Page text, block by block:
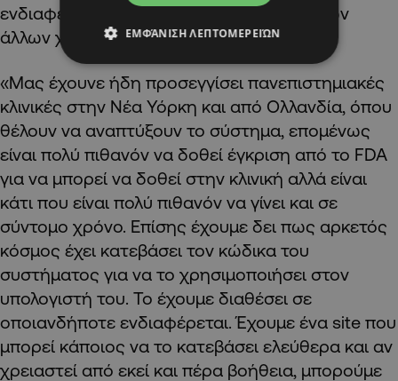
ενδιαφέρον κλινικών αλλά και επιστημόνων
άλλων χωρών.
«Μας έχουνε ήδη προσεγγίσει πανεπιστημιακές
κλινικές στην Νέα Υόρκη και από Ολλανδία, όπου
θέλουν να αναπτύξουν το σύστημα, επομένως
είναι πολύ πιθανόν να δοθεί έγκριση από το FDA
για να μπορεί να δοθεί στην κλινική αλλά είναι
κάτι που είναι πολύ πιθανόν να γίνει και σε
σύντομο χρόνο. Επίσης έχουμε δει πως αρκετός
κόσμος έχει κατεβάσει τον κώδικα του
συστήματος για να το χρησιμοποιήσει στον
υπολογιστή του. Το έχουμε διαθέσει σε
οποιανδήποτε ενδιαφέρεται. Έχουμε ένα site που
μπορεί κάποιος να το κατεβάσει ελεύθερα και αν
χρειαστεί από εκεί και πέρα βοήθεια, μπορούμε
ΕΜΦΆΝΙΣΗ ΛΕΠΤΟΜΕΡΕΙΏΝ